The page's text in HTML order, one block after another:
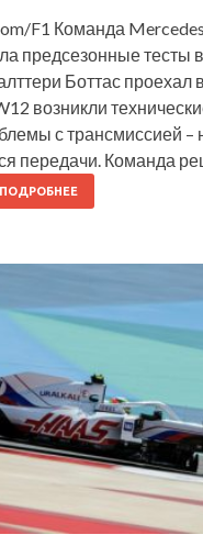
F1 Команда
предсезонные тесты
Боттас проехал
возникли
с трансмиссией –
передачи. Команда
ПОДРОБНЕЕ